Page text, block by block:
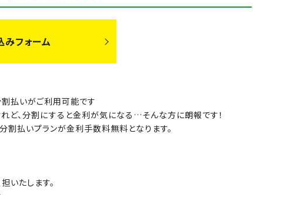
みフォーム
払いがご利用可能です
ど、分割にすると金利が気になる…そんな方に朗報です！
割払いプランが金利手数料無料となります。
いたします。